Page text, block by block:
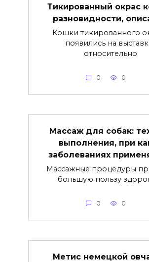
Тикированный окрас
разновидности,
Кошки тикированного
появились на
относительно
0 0
Массаж для собак:
выполнения, при
заболеваниях
Массажные процедуры
большую пользу
0 0
Метис немецкой